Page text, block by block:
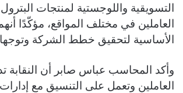
التسويقية واللوجستية لمنتجات
العاملين في مختلف المواقع، مؤكّدًا
الأساسية لتحقيق خطط الشركة
وأكد المحاسب عباس صابر أن النقابة
العاملين وتعمل على التنسيق مع